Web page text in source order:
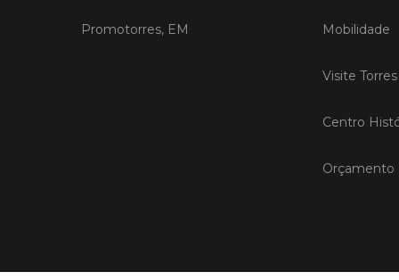
Promotorres, EM Mobilidade
Visite
Centro
Orçamento